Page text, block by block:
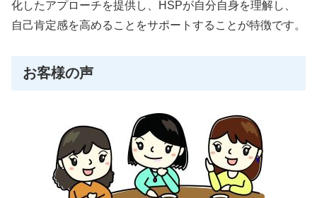
化したアプローチを提供し、HSPが自分自身を理解し、
自己肯定感を高めることをサポートすることが特徴です。
お客様の声